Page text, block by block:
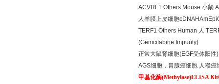
ACVRL1 Others Mouse 小鼠
人羊膜上皮细胞
TERF1 Others Human 人
(Gemcitabine Impurity)
正常大鼠肾细胞(EGF受体阳性
AGS细胞，胃腺癌细胞 人喉癌
甲基化酶(Methylase)ELISA Kit